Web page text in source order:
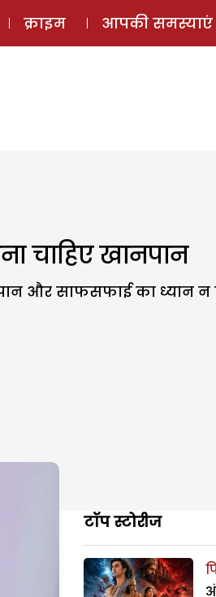
स्टोरी लॉग इन ⚲
क्राइम आपकी समस्याएं
चाहिए खानपान
और साफसफाई का ध्यान न
टॉप स्टोरीज